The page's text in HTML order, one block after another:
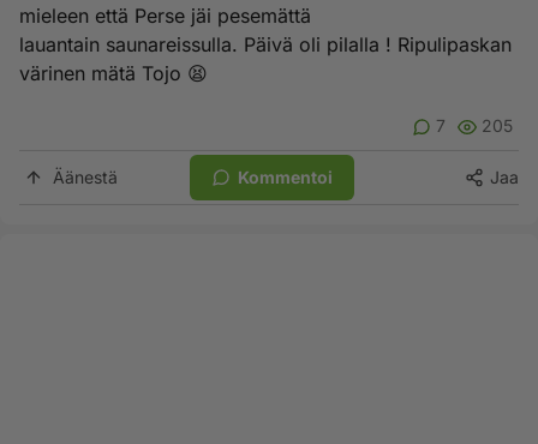
mieleen että Perse jäi pesemättä
lauantain saunareissulla. Päivä oli pilalla ! Ripulipaskan
värinen mätä Tojo 😫
7 205
Äänestä Kommentoi Jaa